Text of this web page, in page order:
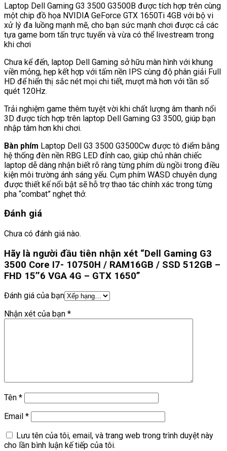
Laptop Dell Gaming G3 3500 G3500B được tích hợp trên cùng
một chip đồ họa NVIDIA GeForce GTX 1650Ti 4GB với bộ vi
xử lý đa luồng mạnh mẽ, cho bạn sức mạnh chơi được cả các
tựa game bom tấn trực tuyến và vừa có thể livestream trong
khi chơi
Chưa kể đến, laptop Dell Gaming sở hữu màn hình với khung
viền mỏng, hẹp kết hợp với tấm nền IPS cùng độ phân giải Full
HD để hiển thị sắc nét mọi chi tiết, mượt mà hơn với tần số
quét 120Hz.
Trải nghiệm game thêm tuyệt vời khi chất lượng âm thanh nổi
3D được tích hợp trên laptop Dell Gaming G3 3500, giúp bạn
nhập tâm hơn khi chơi.
Bàn phím Laptop Dell G3 3500 G3500Cw được tô điểm bằng
hệ thống đèn nền RBG LED đỉnh cao, giúp chủ nhân chiếc
laptop dễ dàng nhận biết rõ ràng từng phím dù ngồi trong điều
kiện môi trường ánh sáng yếu. Cụm phím WASD chuyên dụng
được thiết kế nổi bật sẽ hỗ trợ thao tác chính xác trong từng
pha “combat” nghẹt thở.
Đánh giá
Chưa có đánh giá nào.
Hãy là người đầu tiên nhận xét “Dell Gaming G3
3500 Core I7- 10750H / RAM16GB / SSD 512GB –
FHD 15’’6 VGA 4G – GTX 1650”
Đánh giá của bạn
Nhận xét của bạn *
Tên *
Email *
Lưu tên của tôi, email, và trang web trong trình duyệt này
cho lần bình luận kế tiếp của tôi.